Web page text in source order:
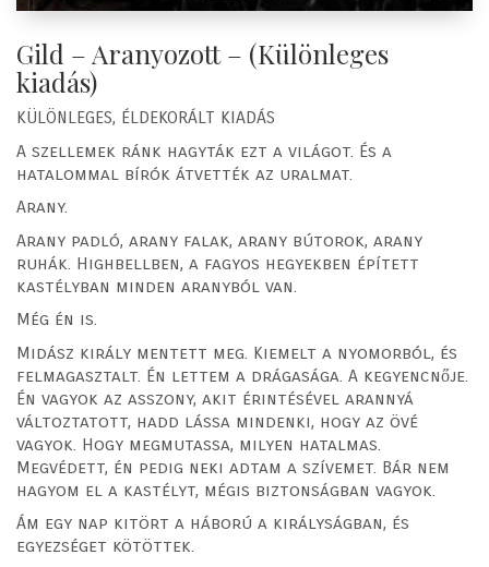
Gild – Aranyozott – (Különleges
kiadás)
KÜLÖNLEGES, ÉLDEKORÁLT KIADÁS
A szellemek ránk hagyták ezt a világot. És a
hatalommal bírók átvették az uralmat.
Arany.
Arany padló, arany falak, arany bútorok, arany
ruhák. Highbellben, a fagyos hegyekben épített
kastélyban minden aranyból van.
Még én is.
Midász király mentett meg. Kiemelt a nyomorból, és
felmagasztalt. Én lettem a drágasága. A kegyencnője.
Én vagyok az asszony, akit érintésével arannyá
változtatott, hadd lássa mindenki, hogy az övé
vagyok. Hogy megmutassa, milyen hatalmas.
Megvédett, én pedig neki adtam a szívemet. Bár nem
hagyom el a kastélyt, mégis biztonságban vagyok.
Ám egy nap kitört a háború a királyságban, és
egyezséget kötöttek.